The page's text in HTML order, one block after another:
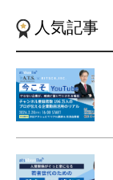
人気記事